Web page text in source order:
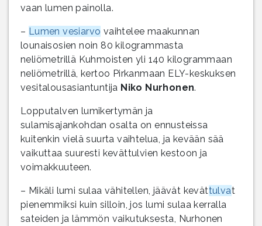
vaan lumen painolla.
– Lumen vesiarvo vaihtelee maakunnan
lounaisosien noin 80 kilogrammasta
neliömetrillä Kuhmoisten yli 140 kilogrammaan
neliömetrillä, kertoo Pirkanmaan ELY-keskuksen
vesitalousasiantuntija Niko Nurhonen.
Lopputalven lumikertymän ja
sulamisajankohdan osalta on ennusteissa
kuitenkin vielä suurta vaihtelua, ja kevään sää
vaikuttaa suuresti kevättulvien kestoon ja
voimakkuuteen.
– Mikäli lumi sulaa vähitellen, jäävät kevättulvat
pienemmiksi kuin silloin, jos lumi sulaa kerralla
sateiden ja lämmön vaikutuksesta, Nurhonen